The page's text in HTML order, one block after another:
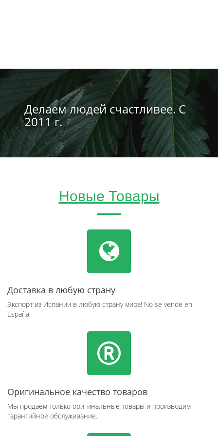
Делаем людей счастливее. С
2011 г.
Новые Товары
Доставка в любую страну
Экспорт из Испании в любую страну мира! No se vende en
España.
Оригинальное качество товаров
Мы продаем только оригинальные товары и производим
гарантийное обслуживание.